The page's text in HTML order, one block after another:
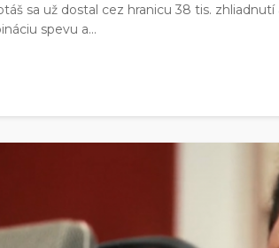
sa už dostal cez hranicu 38 tis.
spevu a...